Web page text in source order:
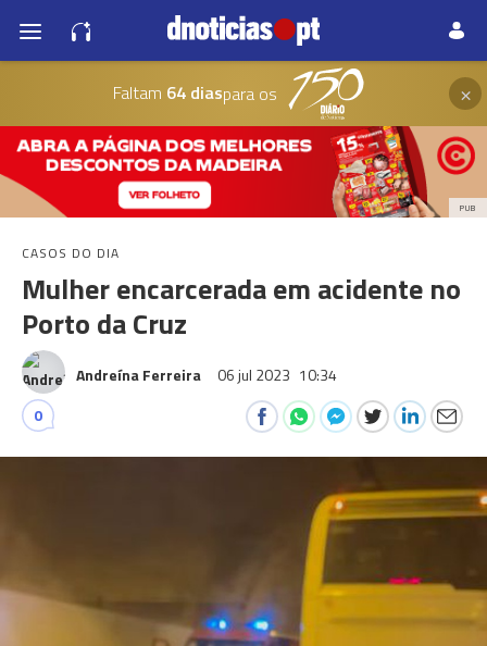
Faltam 64 diaspara os ×
PUB
CASOS DO DIA
Mulher encarcerada em acidente no
Porto da Cruz
Andreína Ferreira 06 jul 2023 10:34
0